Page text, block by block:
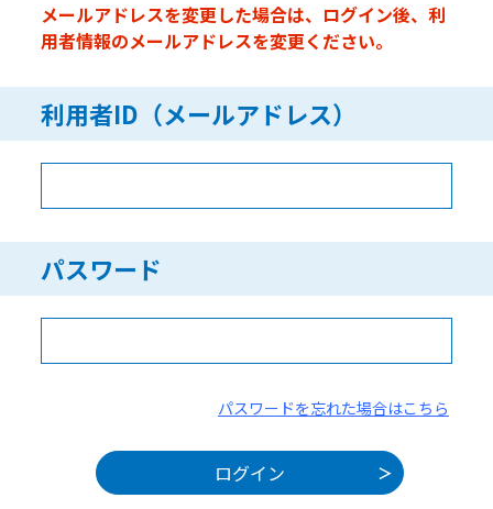
メールアドレスを変更した場合は、ログイン後、利
用者情報のメールアドレスを変更ください。
利用者ID（メールアドレス）
パスワード
パスワードを忘れた場合はこちら